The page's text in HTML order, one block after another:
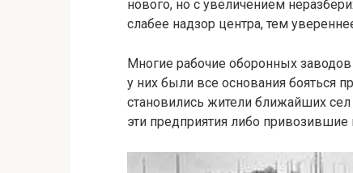
нового, но с увеличением
слабее надзор центра, тем
Многие рабочие оборонных
у них были все основания бояться
становились жители ближайших
эти предприятия либо